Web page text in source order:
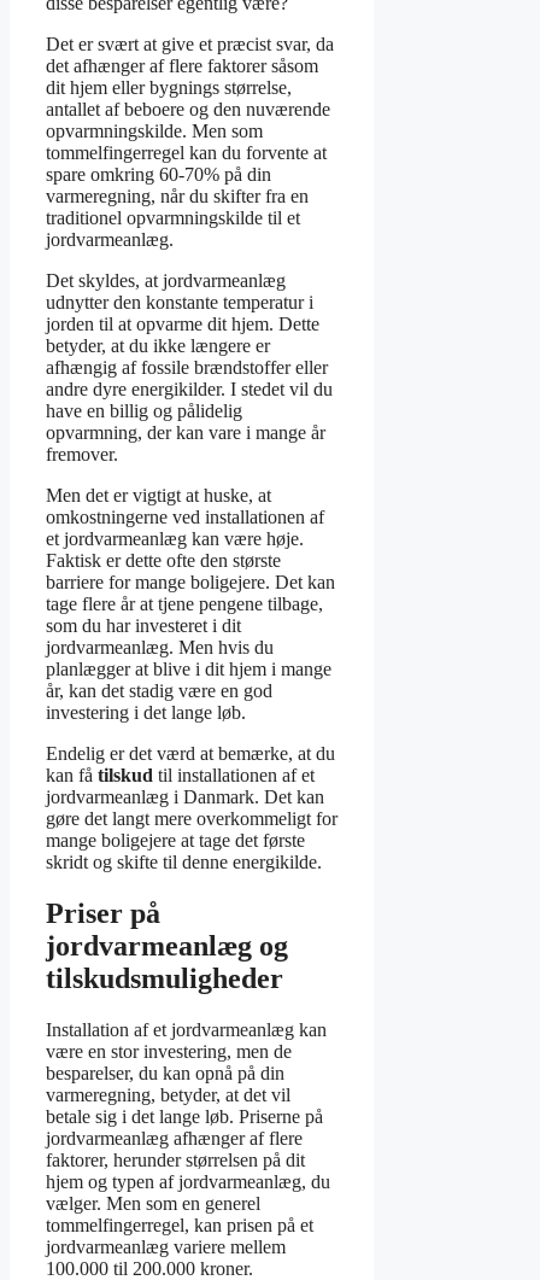
Det er svært at give et præcist svar, da
det afhænger af flere faktorer såsom
dit hjem eller bygnings størrelse,
antallet af beboere og den nuværende
opvarmningskilde. Men som
tommelfingerregel kan du forvente at
spare omkring 60-70% på din
varmeregning, når du skifter fra en
traditionel opvarmningskilde til et
jordvarmeanlæg.
Det skyldes, at jordvarmeanlæg
udnytter den konstante temperatur i
jorden til at opvarme dit hjem. Dette
betyder, at du ikke længere er
afhængig af fossile brændstoffer eller
andre dyre energikilder. I stedet vil du
have en billig og pålidelig
opvarmning, der kan vare i mange år
fremover.
Men det er vigtigt at huske, at
omkostningerne ved installationen af
et jordvarmeanlæg kan være høje.
Faktisk er dette ofte den største
barriere for mange boligejere. Det kan
tage flere år at tjene pengene tilbage,
som du har investeret i dit
jordvarmeanlæg. Men hvis du
planlægger at blive i dit hjem i mange
år, kan det stadig være en god
investering i det lange løb.
Endelig er det værd at bemærke, at du
kan få tilskud til installationen af et
jordvarmeanlæg i Danmark. Det kan
gøre det langt mere overkommeligt for
mange boligejere at tage det første
skridt og skifte til denne energikilde.
Priser på
jordvarmeanlæg og
tilskudsmuligheder
Installation af et jordvarmeanlæg kan
være en stor investering, men de
besparelser, du kan opnå på din
varmeregning, betyder, at det vil
betale sig i det lange løb. Priserne på
jordvarmeanlæg afhænger af flere
faktorer, herunder størrelsen på dit
hjem og typen af jordvarmeanlæg, du
vælger. Men som en generel
tommelfingerregel, kan prisen på et
jordvarmeanlæg variere mellem
100.000 til 200.000 kroner.